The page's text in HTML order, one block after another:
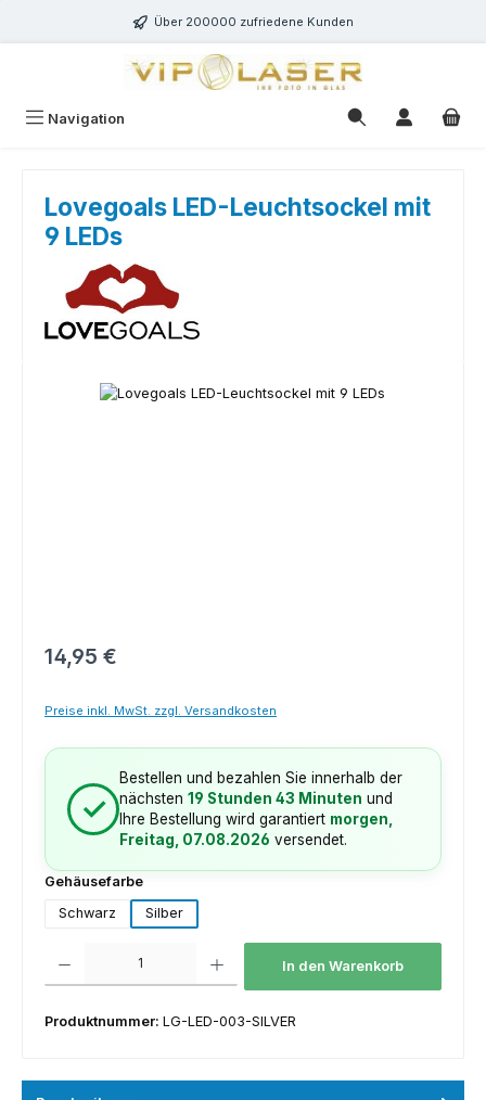
Zum Hauptinhalt springenÜber 200000 zufriedene Kunden
Navigation
Lovegoals LED-Leuchtsockel mit
9 LEDs
Bildergalerie überspringen
Regulärer Preis:
14,95 €
Preise inkl. MwSt. zzgl. Versandkosten
✓
Bestellen und bezahlen Sie innerhalb der
nächsten 19 Stunden 43 Minuten und
Ihre Bestellung wird garantiert morgen,
Freitag, 07.08.2026 versendet.
Gehäusefarbeauswählen
Schwarz
Silber
In den Warenkorb
Produktnummer: LG-LED-003-SILVER